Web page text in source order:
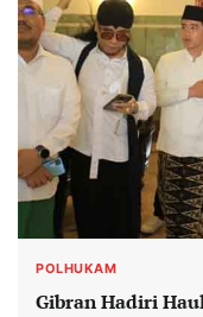
POLHUKAM
Gibran Hadiri